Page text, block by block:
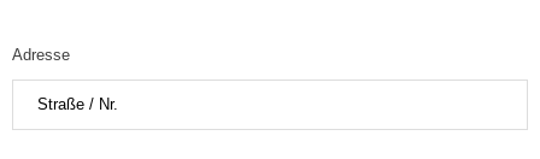
Adresse